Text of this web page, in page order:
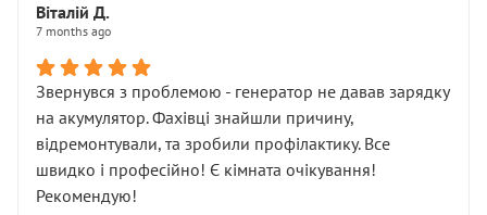
НЕ погоджував
послуга. Тим більше, я був поруч і жодної реальної
діагностики ходової не проводилось. Після
зауваження гроші за цю “послугу” повернули, що
лише підтвердило мою правоту.
Але головне — я виїжджаю з боксу, і скрип у гальмах
залишився таким самим, як і був. Тобто оплачена
Віталій Д.
7 months ago
Звернувся з проблемою - генератор не давав зарядку
на акумулятор. Фахівці знайшли причину,
відремонтували, та зробили профілактику. Все
швидко і професійно! Є кімната очікування!
Рекомендую!